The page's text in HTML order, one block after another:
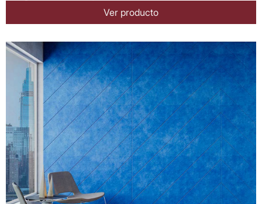
Ver producto